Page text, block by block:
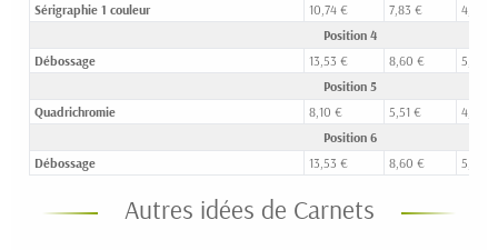
Sérigraphie 1 couleur
10,74 € 7,83 €
4,46 €
Position 4
Débossage
13,53 € 8,60 €
5,91 €
Position 5
Quadrichromie
8,10 € 5,51 €
4,11 €
Position 6
Débossage
13,53 € 8,60 € 5,91 €
Autres idées de Carnets